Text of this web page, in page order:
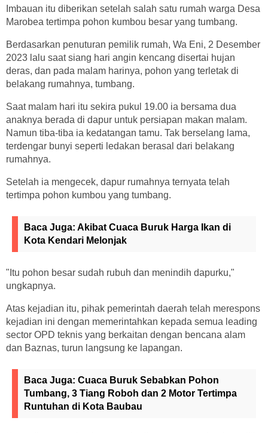
Imbauan itu diberikan setelah salah satu rumah warga Desa
Marobea tertimpa pohon kumbou besar yang tumbang.
Berdasarkan penuturan pemilik rumah, Wa Eni, 2 Desember
2023 lalu saat siang hari angin kencang disertai hujan
deras, dan pada malam harinya, pohon yang terletak di
belakang rumahnya, tumbang.
Saat malam hari itu sekira pukul 19.00 ia bersama dua
anaknya berada di dapur untuk persiapan makan malam.
Namun tiba-tiba ia kedatangan tamu. Tak berselang lama,
terdengar bunyi seperti ledakan berasal dari belakang
rumahnya.
Setelah ia mengecek, dapur rumahnya ternyata telah
tertimpa pohon kumbou yang tumbang.
Baca Juga: Akibat Cuaca Buruk Harga Ikan di
Kota Kendari Melonjak
"Itu pohon besar sudah rubuh dan menindih dapurku,"
ungkapnya.
Atas kejadian itu, pihak pemerintah daerah telah merespons
kejadian ini dengan memerintahkan kepada semua leading
sector OPD teknis yang berkaitan dengan bencana alam
dan Baznas, turun langsung ke lapangan.
Baca Juga: Cuaca Buruk Sebabkan Pohon
Tumbang, 3 Tiang Roboh dan 2 Motor Tertimpa
Runtuhan di Kota Baubau